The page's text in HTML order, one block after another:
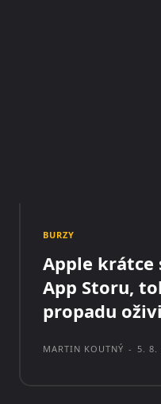
BURZY
Apple krátce
App Storu,
propadu
MARTIN KOUTNÝ - 5. 8.